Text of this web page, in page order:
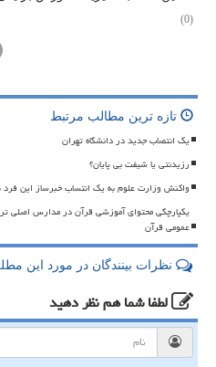
(0)
تازه ترین مطالب مرتبط
یک انتصاب جدید در دانشگاه تهران
رزیدنتی یا شیفت بی پایان؟
واکنش وزارت علوم به یک انتساب خبرساز این فرد
یکپارچگی محتوای آموزشی قرآن در مدارس
عمومی قرآن
نظرات بینندگان در مورد این
لطفا شما همنظر دهید